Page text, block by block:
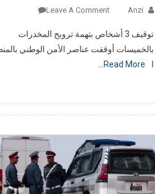
Anzi
Leave A Comment
3
أشخاص
قرص
مخدر
في
عملية
أمنية
توقيف 3 أشخاص بتهمة ترويج المخدرات
بالخميسات أوقفت عناصر الأمن الوطني
ا
Read More…